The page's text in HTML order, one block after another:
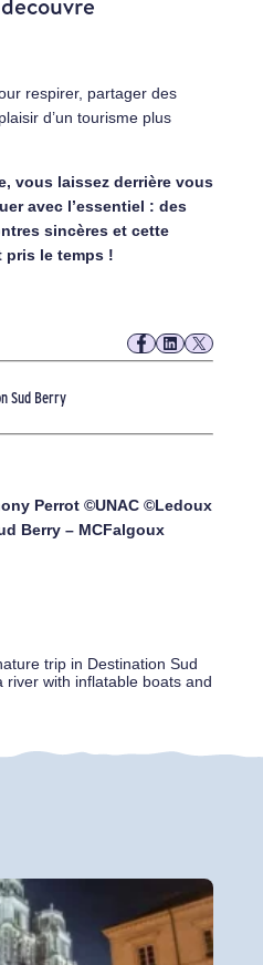
respirer, partager des
d’un tourisme plus
vous laissez derrière vous
avec l’essentiel : des
sincères et cette
pris le temps !
Sud Berry
Perrot ©UNAC ©Ledoux
Berry – MCFalgoux